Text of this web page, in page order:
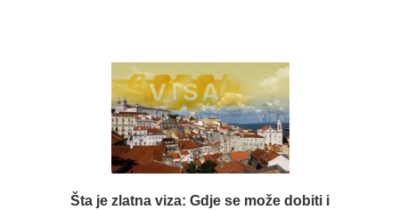
Šta je zlatna viza: Gdje se može dobiti i